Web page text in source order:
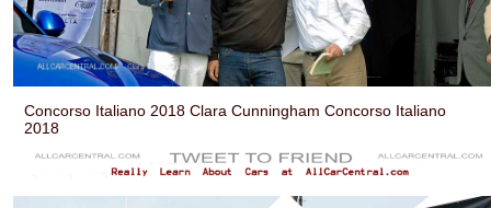
Concorso Italiano 2018 Clara Cunningham Concorso Italiano
2018